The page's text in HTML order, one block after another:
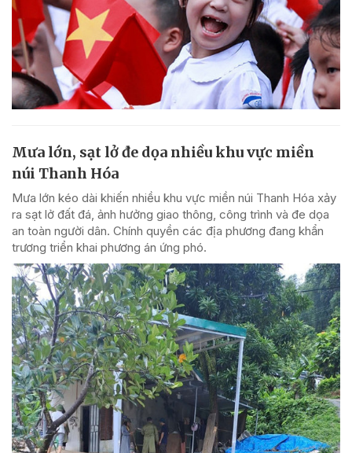
Mưa lớn, sạt lở đe dọa nhiều khu vực miền
núi Thanh Hóa
Mưa lớn kéo dài khiến nhiều khu vực miền núi Thanh Hóa xảy
ra sạt lở đất đá, ảnh hưởng giao thông, công trình và đe dọa
an toàn người dân. Chính quyền các địa phương đang khẩn
trương triển khai phương án ứng phó.